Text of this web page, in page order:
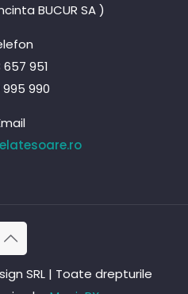
BUCUR SA )
951
990
SRL | Toate drepturile